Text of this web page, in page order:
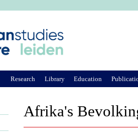
Afrika's
Research Library Education